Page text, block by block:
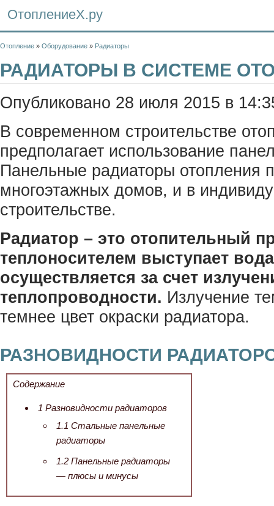
ОтоплениеХ.ру
Отопление » Оборудование » Радиаторы
РАДИАТОРЫ В СИСТЕМЕ
Опубликовано 28 июля 2015 в
В современном строительстве
предполагает использование
Панельные радиаторы отопления
многоэтажных домов, и в
строительстве.
Радиатор – это отопительный
теплоносителем выступает
осуществляется за счет
теплопроводности. Излучение
темнее цвет окраски радиатора.
РАЗНОВИДНОСТИ
Содержание
1 Разновидности радиаторов
1.1 Стальные панельные
радиаторы
1.2 Панельные радиаторы
— плюсы и минусы